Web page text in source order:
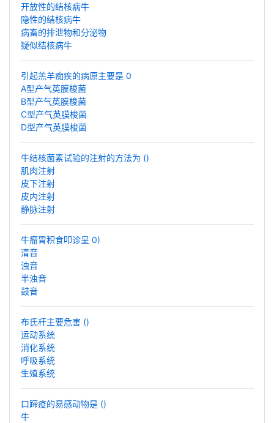
开放性的结核病牛
隐性的结核病牛
病畜的排泄物和分泌物
疑似结核病牛
引起羔羊痴疾的病原主要是 0
A型产气英膜梭菌
B型产气英膜梭菌
C型产气英膜梭菌
D型产气英膜梭菌
牛结核菌素试验的注射的方法为 ()
肌肉注射
皮下注射
皮内注射
静脉注射
牛瘤胃积食叩诊呈 0)
清音
浊音
半浊音
鼓音
布氏杆主要危害 ()
运动系统
消化系统
呼吸系统
生殖系统
口蹄疫的易感动物是 ()
牛